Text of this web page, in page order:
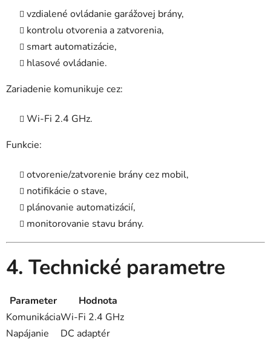
vzdialené ovládanie garážovej brány,
kontrolu otvorenia a zatvorenia,
smart automatizácie,
hlasové ovládanie.
Zariadenie komunikuje cez:
Wi-Fi 2.4 GHz.
Funkcie:
otvorenie/zatvorenie brány cez mobil,
notifikácie o stave,
plánovanie automatizácií,
monitorovanie stavu brány.
4. Technické parametre
Parameter
Hodnota
KomunikáciaWi-Fi 2.4 GHz
Napájanie
DC adaptér